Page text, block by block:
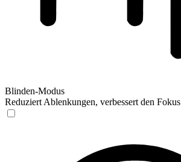
Blinden-Modus
Reduziert Ablenkungen, verbessert den Fokus